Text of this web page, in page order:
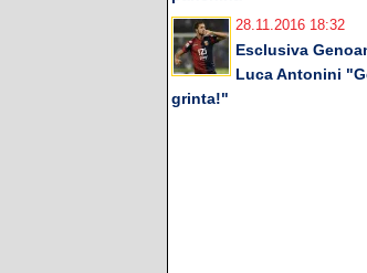
28.11.2016 18:32
Esclusiva
Luca Antonini
grinta!"